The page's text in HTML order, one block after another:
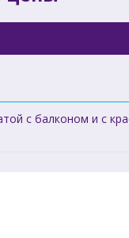
с балконом и с